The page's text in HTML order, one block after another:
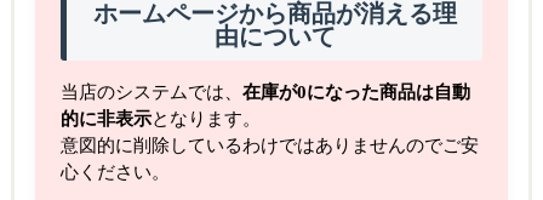
ホームページから商品が消える理
由について
当店のシステムでは、 在庫が0になった商品は自動
的に非表示となります。
意図的に削除しているわけではありませんのでご安
心ください。